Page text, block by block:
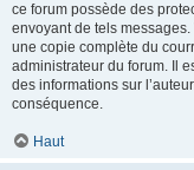
ce forum possède des
envoyant de tels
une copie complète du
administrateur du forum. Il
des informations sur
conséquence.
Haut